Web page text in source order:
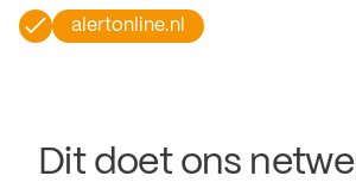
alertonline.nl
Dit doet ons